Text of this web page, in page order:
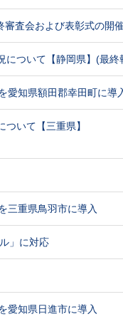
査会および表彰式の開
ついて【静岡県】(最終
愛知県額田郡幸田町に導
いて【三重県】
三重県鳥羽市に導入
」に対応
愛知県日進市に導入